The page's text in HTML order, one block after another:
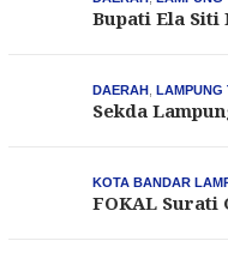
Bupati Ela Siti
DAERAH LAMPUNG
Sekda
KOTA BANDAR
FOKAL Surati